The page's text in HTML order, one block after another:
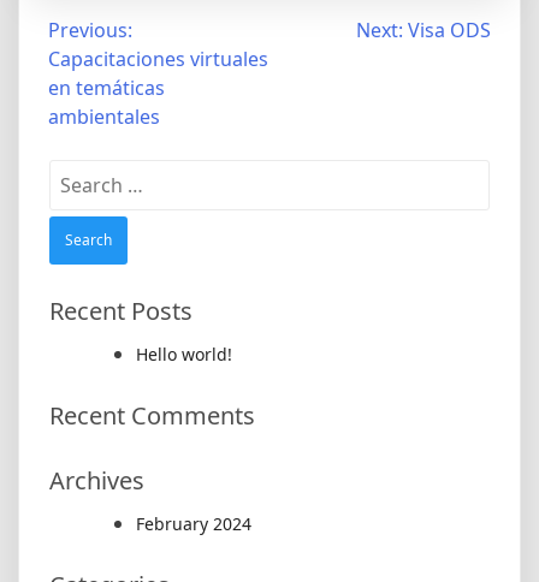
Post
navigation
Previous:
Capacitaciones virtuales
en temáticas
ambientales
Next: Visa ODS
Search
for:
Recent Posts
Hello world!
Recent Comments
Archives
February 2024